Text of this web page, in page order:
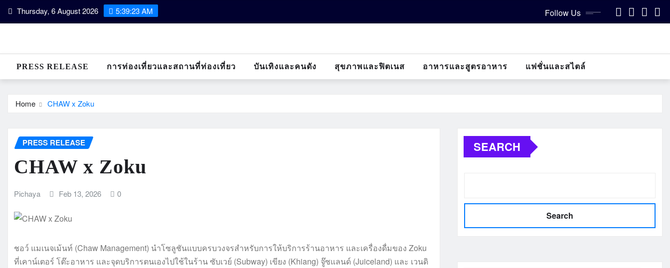
Skip Thursday, 6 August 2026 5:39:24 AM Follow Us
PRESS RELEASE การท่องเที่ยวและสถานที่ท่องเที่ยว บันเทิงและคนดัง สุขภาพและฟิตเนส อาหารและสูตรอาหาร แฟชั่นและสไตล์
Home CHAW x Zoku
PRESS RELEASE
CHAW x Zoku
Pichaya Feb 13, 2026 0
ชอว์ แมเนจเม้นท์ (Chaw Management) นำโซลูชันแบบครบวงจรสำหรับการให้บริการร้านอาหาร และเครื่องดื่มของ Zoku
ที่เคาน์เตอร์ โต๊ะอาหาร และจุดบริการตนเองไปใช้ในร้าน ซับเวย์ (Subway) เขียง (Khiang) จู๊ซแลนด์ (Juiceland) และ เวนดิ
SEARCH
Search